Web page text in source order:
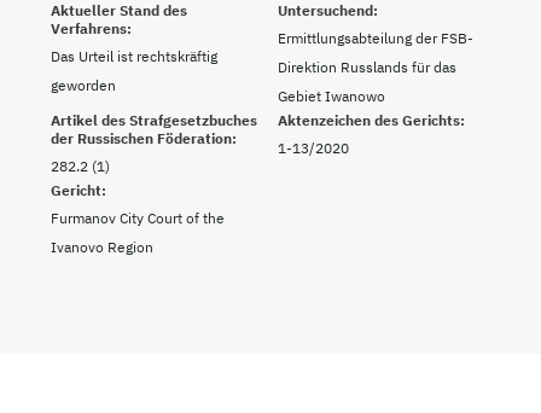
Aktueller Stand des
Verfahrens:
Das Urteil ist rechtskräftig
geworden
Untersuchend:
Ermittlungsabteilung der FSB-
Direktion Russlands für das
Gebiet Iwanowo
Artikel des Strafgesetzbuches
der Russischen Föderation:
282.2 (1)
Aktenzeichen des Gerichts:
1-13/2020
Gericht:
Furmanov City Court of the
Ivanovo Region